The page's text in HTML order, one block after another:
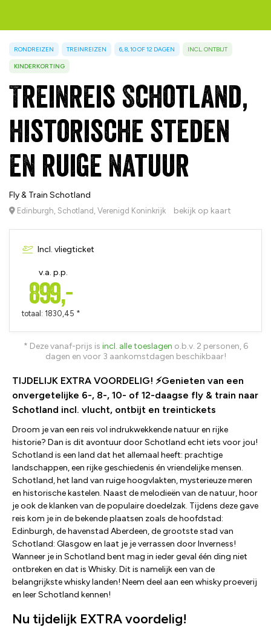
RONDREIZEN TREINREIZEN 6, 8, 10 OF 12 DAGEN INCL. ONTBIJT
KINDERKORTING
Treinreis Schotland,
historische steden
en ruige natuur
Fly & Train Schotland
Edinburgh, Schotland, Verenigd Koninkrijk bekijk op kaart
Incl. vliegticket
v.a. p.p.
899,-
totaal: 1830,45 *
* Deze vanaf-prijs is incl. alle toeslagen o.b.v. 2 personen, 6
dagen en voor 3 aankomstdagen beschikbaar!
TIJDELIJK EXTRA VOORDELIG! ⚡Genieten van een
onvergetelijke 6-, 8-, 10- of 12-daagse fly & train naar
Schotland incl. vlucht, ontbijt en treintickets
Droom je van een reis vol indrukwekkende natuur en rijke
historie? Dan is dit avontuur door Schotland echt iets voor jou!
Schotland is een land dat het allemaal heeft: prachtige
landschappen, een rijke geschiedenis én vriendelijke mensen.
Schotland, het land van ruige hoogvlakten, mysterieuze meren
en historische kastelen. Naast de melodieën van de natuur, hoor
je ook de klanken van de populaire doedelzak. Tijdens deze gave
reis kom je in de bekende plaatsen zoals de hoofdstad:
Edinburgh, de havenstad Aberdeen, de grootste stad van
Schotland: Glasgow en laat je je verrassen door Inverness!
Wanneer je in Schotland bent mag in ieder geval één ding niet
ontbreken en dat is Whisky. Dit is namelijk een van de
belangrijkste whisky landen! Neem deel aan een whisky proeverij
en leer Schotland kennen!
Nu tijdelijk EXTRA voordelig!